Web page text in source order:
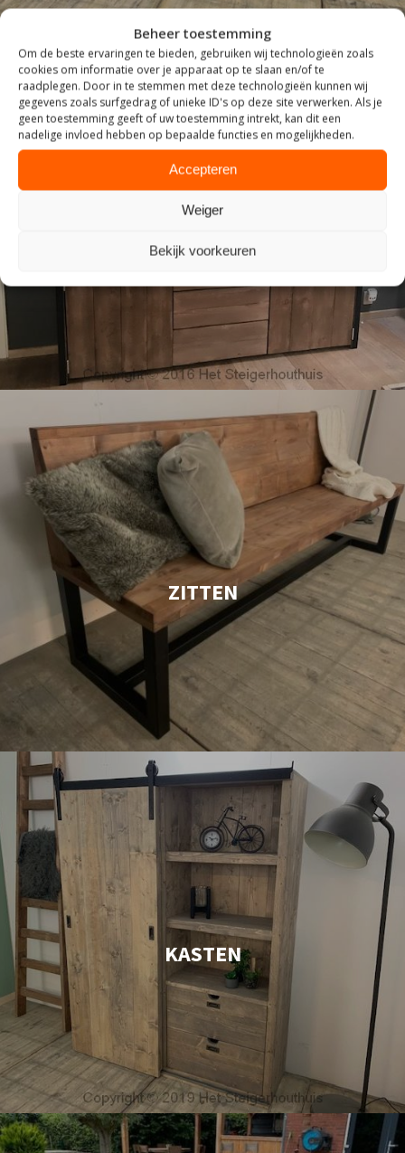
Beheer toestemming
Om de beste ervaringen te bieden, gebruiken wij technologieën zoals
cookies om informatie over je apparaat op te slaan en/of te
raadplegen. Door in te stemmen met deze technologieën kunnen wij
gegevens zoals surfgedrag of unieke ID's op deze site verwerken. Als je
geen toestemming geeft of uw toestemming intrekt, kan dit een
nadelige invloed hebben op bepaalde functies en mogelijkheden.
Accepteren
Weiger
Bekijk voorkeuren
ZITTEN
KASTEN